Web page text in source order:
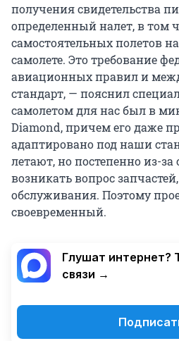
получения свидетельства
определенный налет, в том
самостоятельных полетов
самолете. Это требование
авиационных правил и
стандарт, — пояснил
самолетом для нас был в
Diamond, причем его даже
адаптировано под наши
летают, но постепенно из-за
возникать вопрос
обслуживания. Поэтому
своевременный.
Глушат интернет?
связи →